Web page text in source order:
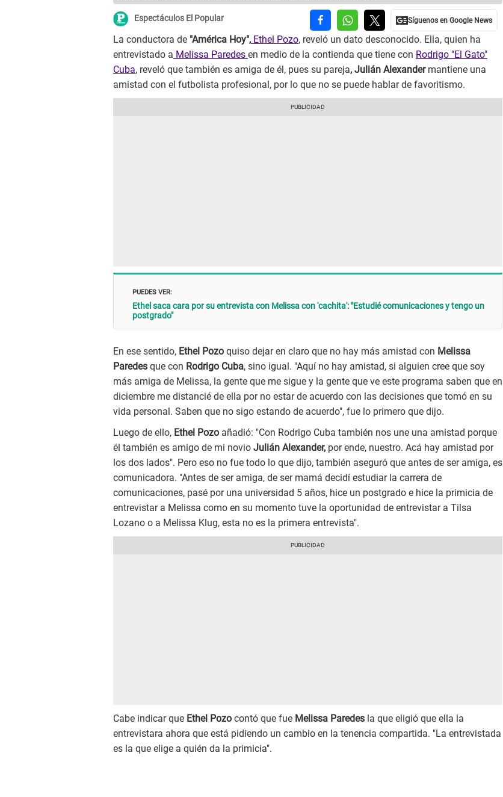
Espectáculos El Popular
La conductora de "América Hoy", Ethel Pozo, reveló un dato desconocido. Ella, quien ha
entrevistado a Melissa Paredes en medio de la contienda que tiene con Rodrigo "El Gato"
Cuba, reveló que también es amiga de él, pues su pareja, Julián Alexander mantiene una
amistad con el futbolista profesional, por lo que no se puede hablar de favoritismo.
PUEDES VER:
Ethel saca cara por su entrevista con Melissa con 'cachita': "Estudié comunicaciones y tengo un
postgrado"
En ese sentido, Ethel Pozo quiso dejar en claro que no hay más amistad con Melissa
Paredes que con Rodrigo Cuba, sino igual. "Aquí no hay amistad, si alguien cree que soy
más amiga de Melissa, la gente que me sigue y la gente que ve este programa saben que en
diciembre me distancié de ella por no estar de acuerdo con las decisiones que tomó en su
vida personal. Saben que no sigo estando de acuerdo", fue lo primero que dijo.
Luego de ello, Ethel Pozo añadió: "Con Rodrigo Cuba también nos une una amistad porque
él también es amigo de mi novio Julián Alexander, por ende, nuestro. Acá hay amistad por
los dos lados". Pero eso no fue todo lo que dijo, también aseguró que antes de ser amiga, es
comunicadora. "Antes de ser amiga, de ser mamá decidí estudiar la carrera de
comunicaciones, pasé por una universidad 5 años, hice un postgrado e hice la primicia de
entrevistar a Melissa como en su momento tuve la oportunidad de entrevistar a Tilsa
Lozano o a Melissa Klug, esta no es la primera entrevista".
Cabe indicar que Ethel Pozo contó que fue Melissa Paredes la que eligió que ella la
entrevistara ahora que está pidiendo un cambio en la tenencia compartida. "La entrevistada
es la que elige a quién da la primicia".